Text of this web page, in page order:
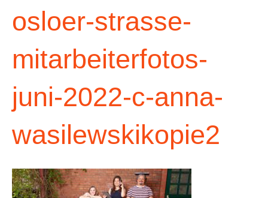
osloer-strasse-
mitarbeiterfotos-
juni-2022-c-anna-
wasilewskikopie2